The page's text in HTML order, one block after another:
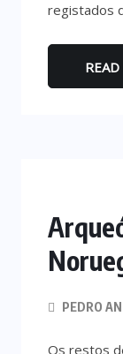
registados
PEDRO
Os restos